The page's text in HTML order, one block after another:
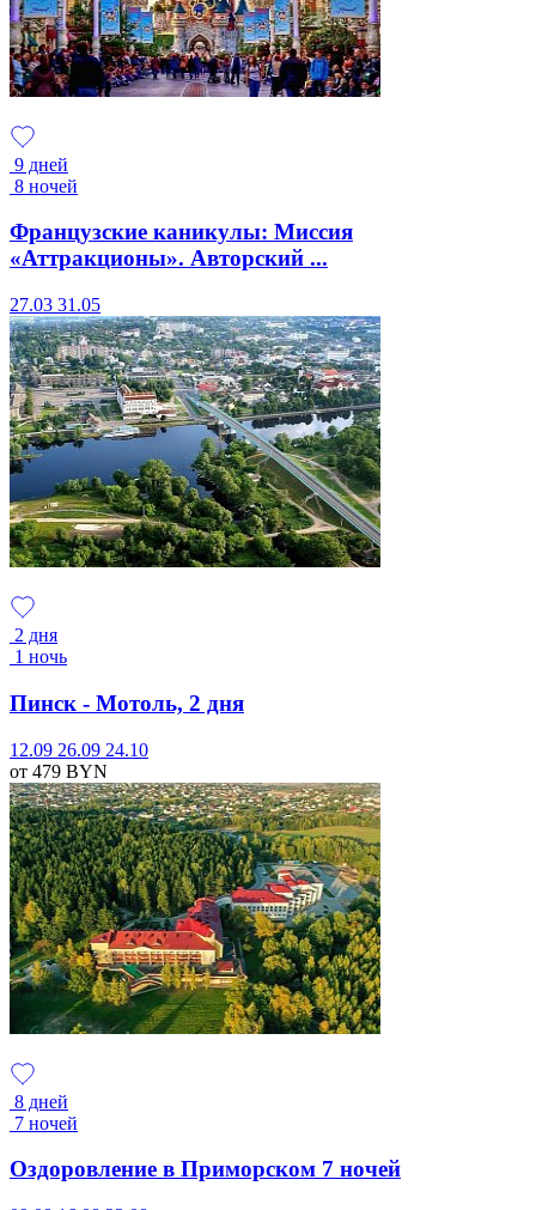
9 дней
8 ночей
Французские каникулы: Миссия
«Аттракционы». Авторский ...
27.03 31.05
2 дня
1 ночь
Пинск - Мотоль, 2 дня
12.09 26.09 24.10
от 479 BYN
8 дней
7 ночей
Оздоровление в Приморском 7 ночей